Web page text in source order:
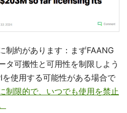
制約があります：まずFAANG
タ可搬性と可用性を制限しよう
使用する可能性がある場合で
制限的で、いつでも使用を禁止